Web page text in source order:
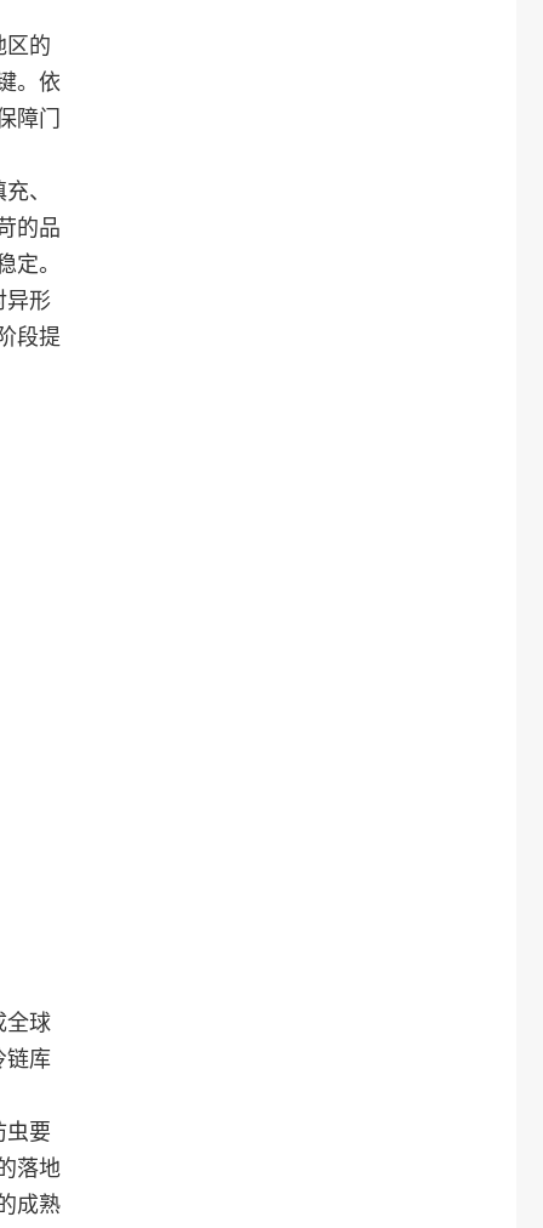
区的
。依
障门
、
的品
定。
异形
段提
全球
链库
虫要
落地
成熟